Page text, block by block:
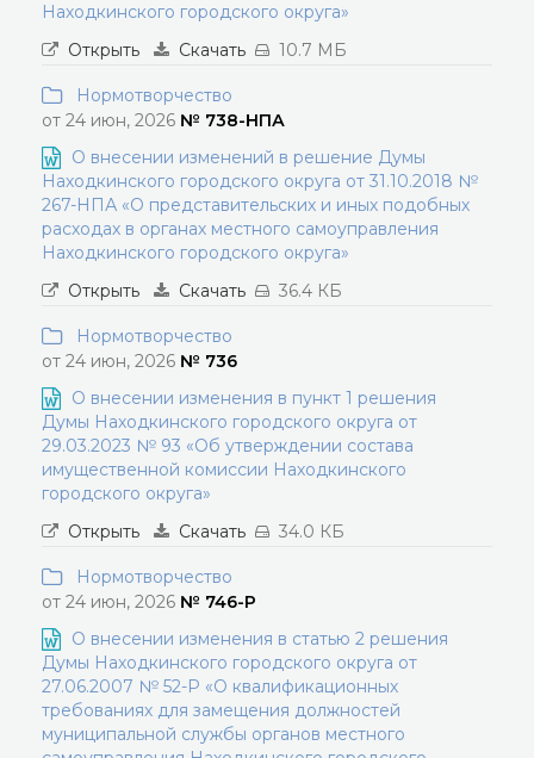
Находкинского городского округа»
Открыть
Скачать 10.7 МБ
Нормотворчество
от 24 июн, 2026 № 738-НПА
О внесении изменений в решение Думы
Находкинского городского округа от 31.10.2018 №
267-НПА «О представительских и иных подобных
расходах в органах местного самоуправления
Находкинского городского округа»
Открыть
Скачать 36.4 КБ
Нормотворчество
от 24 июн, 2026 № 736
О внесении изменения в пункт 1 решения
Думы Находкинского городского округа от
29.03.2023 № 93 «Об утверждении состава
имущественной комиссии Находкинского
городского округа»
Открыть
Скачать 34.0 КБ
Нормотворчество
от 24 июн, 2026 № 746-Р
О внесении изменения в статью 2 решения
Думы Находкинского городского округа от
27.06.2007 № 52-Р «О квалификационных
требованиях для замещения должностей
муниципальной службы органов местного